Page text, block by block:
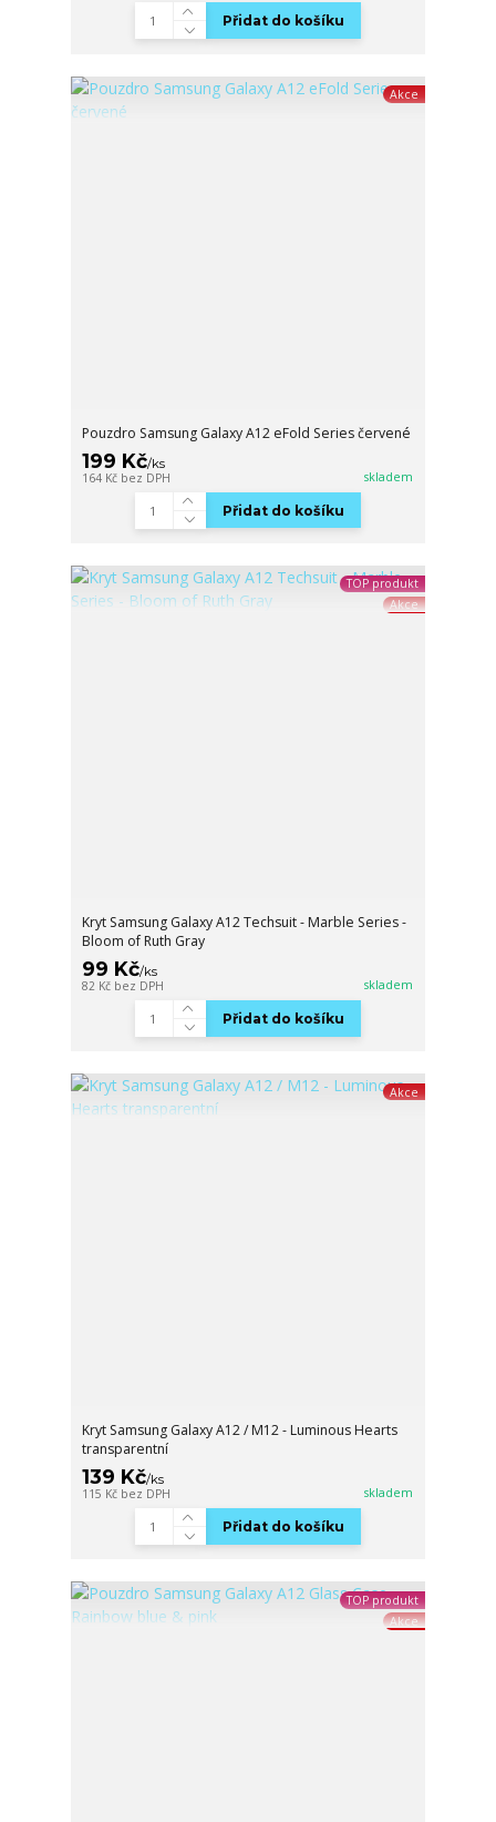
Přidat do košíku
Akce
Pouzdro Samsung Galaxy A12 eFold Series červené
199 Kč/ks
164 Kč bez DPH skladem
Přidat do košíku
TOP produkt
Akce
Kryt Samsung Galaxy A12 Techsuit - Marble Series -
Bloom of Ruth Gray
99 Kč/ks
82 Kč bez DPH skladem
Přidat do košíku
Akce
Kryt Samsung Galaxy A12 / M12 - Luminous Hearts
transparentní
139 Kč/ks
115 Kč bez DPH skladem
Přidat do košíku
TOP produkt
Akce